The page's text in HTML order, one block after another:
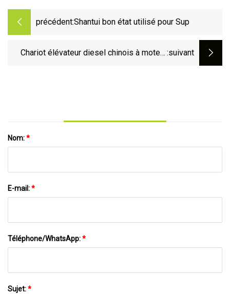
précédent:Shantui bon état utilisé pour Sup
Chariot élévateur diesel chinois à moteur :suivant
Nom:*
E-mail:*
Téléphone/WhatsApp:*
Sujet:*